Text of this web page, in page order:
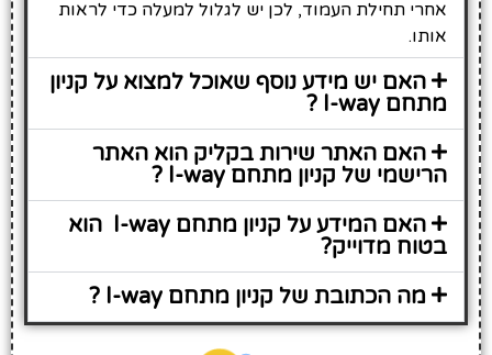
אחרי תחילת העמוד, לכן יש לגלול למעלה כדי לראות
אותו.
האם יש מידע נוסף שאוכל למצוא על קניון
מתחם I-way ?
האם האתר שירות בקליק הוא האתר
הרישמי של קניון מתחם I-way ?
האם המידע על קניון מתחם I-way הוא
בטוח מדוייק?
מה הכתובת של קניון מתחם I-way ?